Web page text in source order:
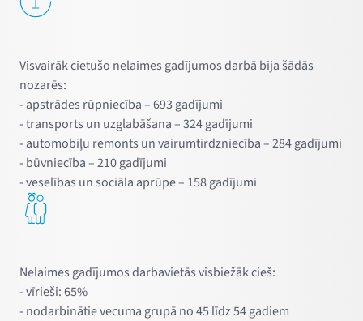
Visvairāk cietušo nelaimes gadījumos darbā bija šādās
nozarēs:
- apstrādes rūpniecība – 693 gadījumi
- transports un uzglabāšana – 324 gadījumi
- automobiļu remonts un vairumtirdzniecība – 284 gadījumi
- būvniecība – 210 gadījumi
- veselības un sociāla aprūpe – 158 gadījumi
Nelaimes gadījumos darbavietās visbiežāk cieš:
- vīrieši: 65%
- nodarbinātie vecuma grupā no 45 līdz 54 gadiem